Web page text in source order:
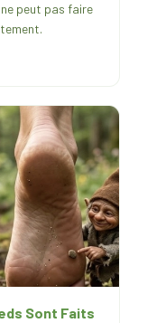
peut pas faire
Sont Faits